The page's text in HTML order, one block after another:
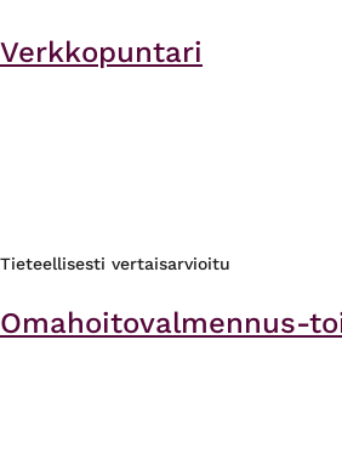
Verkkopuntari
Tieteellisesti vertaisarvioitu
Omahoitovalmennus-